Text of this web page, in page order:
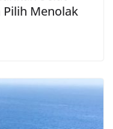
Pilih Menolak